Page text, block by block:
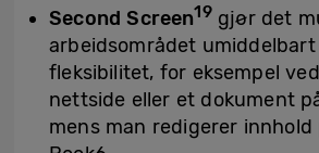
Second Screen19gjør det
arbeidsområdet
fleksibilitet, for eksempel
nettside eller et dokument
mens man redigerer innhold